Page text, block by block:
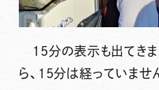
15分の表示も出てきま
ら、15分は経っていませ